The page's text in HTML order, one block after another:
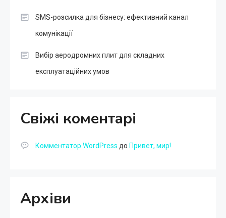
SMS-розсилка для бізнесу: ефективний канал
комунікації
Вибір аеродромних плит для складних
експлуатаційних умов
Свіжі коментарі
Комментатор WordPress до Привет, мир!
Архіви